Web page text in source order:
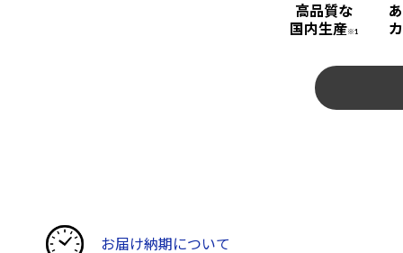
高品質な
国内生産※1
お届け納期について